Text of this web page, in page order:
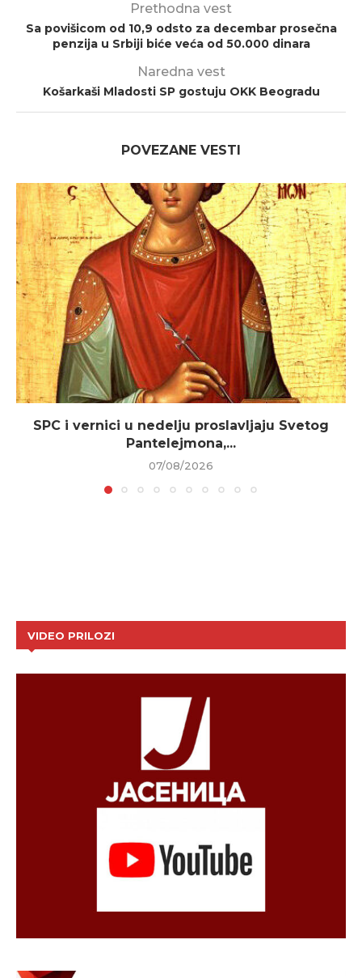
Prethodna vest
Sa povišicom od 10,9 odsto za decembar prosečna
penzija u Srbiji biće veća od 50.000 dinara
Naredna vest
Košarkaši Mladosti SP gostuju OKK Beogradu
POVEZANE VESTI
SPC i vernici u nedelju proslavljaju Svetog
Pantelejmona,...
07/08/2026
VIDEO PRILOZI